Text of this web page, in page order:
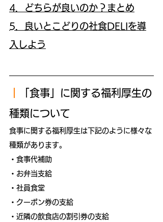
4．どちらが良いのか？まとめ
5．良いとこどりの社食DELIを導
入しよう
「食事」に関する福利厚生の
種類について
食事に関する福利厚生は下記のように様々な
種類があります。
・食事代補助
・お弁当支給
・社員食堂
・クーポン券の支給
・近隣の飲食店の割引券の支給